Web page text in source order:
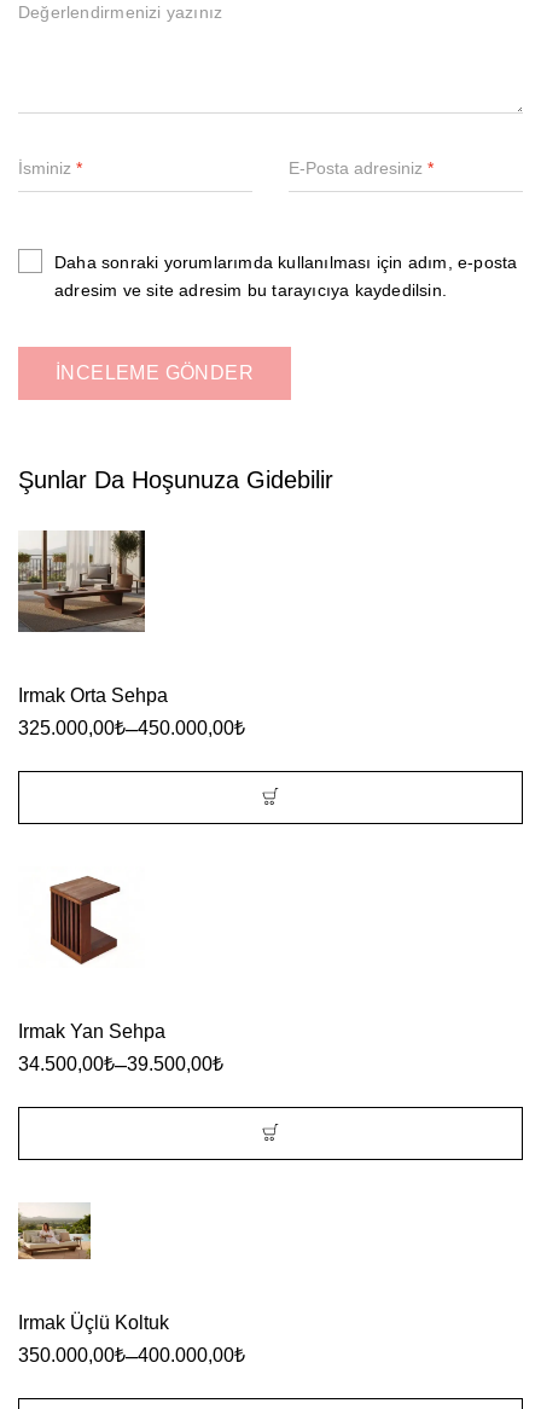
İsminiz * E-Posta adresiniz *
Daha sonraki yorumlarımda kullanılması için adım, e-posta
adresim ve site adresim bu tarayıcıya kaydedilsin.
Şunlar Da Hoşunuza Gidebilir
Irmak Orta Sehpa
325.000,00₺–450.000,00₺
ürünün
birden
fazla
var.
Seçenekler
seçilebilir
Irmak Yan Sehpa
34.500,00₺–39.500,00₺
ürünün
birden
varyasyonu
var.
Seçenekler
Irmak Üçlü Koltuk
350.000,00₺–400.000,00₺